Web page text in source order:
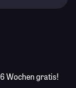
6 Wochen gratis!